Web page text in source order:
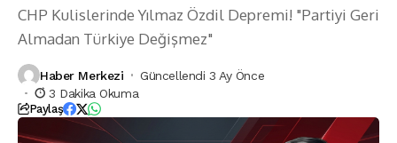
CHP Kulislerinde Yılmaz Özdil Depremi! "Partiyi Geri
Almadan Türkiye Değişmez"
Haber Merkezi
Güncellendi 3 Ay Önce
3 Dakika Okuma
Paylaş